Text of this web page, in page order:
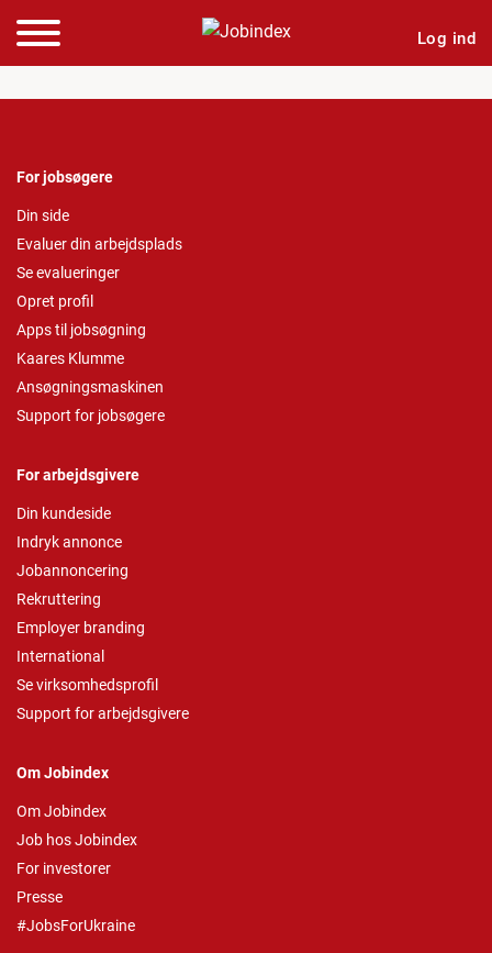
Log ind
For jobsøgere
Din side
Evaluer din arbejdsplads
Se evalueringer
Opret profil
Apps til jobsøgning
Kaares Klumme
Ansøgningsmaskinen
Support for jobsøgere
For arbejdsgivere
Din kundeside
Indryk annonce
Jobannoncering
Rekruttering
Employer branding
International
Se virksomhedsprofil
Support for arbejdsgivere
Om Jobindex
Om Jobindex
Job hos Jobindex
For investorer
Presse
#JobsForUkraine